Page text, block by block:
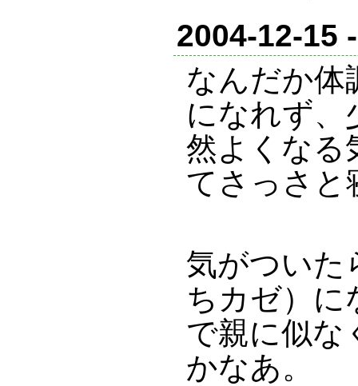
2004-12-15
なんだか体
になれず、
然よくなる
てさっさと
気がついた
ちカゼ）に
で親に似な
かなあ。